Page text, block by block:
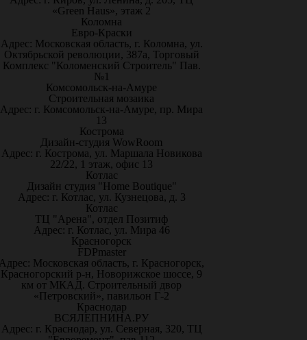
«Green Haus», этаж 2
Коломна
Евро-Краски
Адрес: Московская область, г. Коломна, ул.
Октябрьской революции, 387а, Торговый
Комплекс "Коломенский Строитель" Пав.
№1
Комсомольск-на-Амуре
Строительная мозаика
Адрес: г. Комсомольск-на-Амуре, пр. Мира
13
Кострома
Дизайн-студия WowRoom
Адрес: г. Кострома, ул. Маршала Новикова
22/22, 1 этаж, офис 13
Котлас
Дизайн студия "Home Boutique"
Адрес: г. Котлас, ул. Кузнецова, д. 3
Котлас
ТЦ "Арена", отдел Позитиф
Адрес: г. Котлас, ул. Мира 46
Красногорск
FDPmaster
Московская область, г. Красногорск,
Красногорский р-н, Новорижское шоссе, 9
км от МКАД. Строительный двор
«Петровский», павильон Г-2
Краснодар
ВСЯЛЕПНИНА.РУ
Адрес: г. Краснодар, ул. Северная, 320, ТЦ